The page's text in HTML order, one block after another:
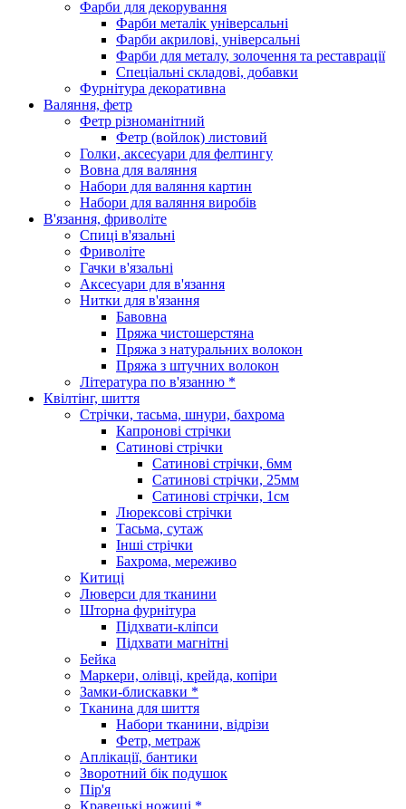
Фарби для декорування
Фарби металік універсальні
Фарби акрилові, універсальні
Фарби для металу, золочення та реставрації
Спеціальні складові, добавки
Фурнітура декоративна
Валяння, фетр
Фетр різноманітний
Фетр (войлок) листовий
Голки, аксесуари для фелтингу
Вовна для валяння
Набори для валяння картин
Набори для валяння виробів
В'язання, фриволіте
Спиці в'язальні
Фриволіте
Гачки в'язальні
Аксесуари для в'язання
Нитки для в'язання
Бавовна
Пряжа чистошерстяна
Пряжа з натуральних волокон
Пряжа з штучних волокон
Література по в'язанню *
Квілтінг, шиття
Стрічки, тасьма, шнури, бахрома
Капронові стрічки
Сатинові стрічки
Сатинові стрічки, 6мм
Сатинові стрічки, 25мм
Сатинові стрічки, 1см
Люрексові стрічки
Тасьма, сутаж
Інші стрічки
Бахрома, мереживо
Китиці
Люверси для тканини
Шторна фурнітура
Підхвати-кліпси
Підхвати магнітні
Бейка
Маркери, олівці, крейда, копіри
Замки-блискавки *
Тканина для шиття
Набори тканини, відрізи
Фетр, метраж
Аплікації, бантики
Зворотний бік подушок
Пір'я
Кравецькі ножиці *